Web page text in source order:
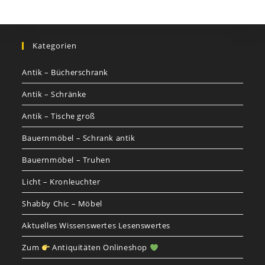
Kategorien
Antik – Bücherschrank
Antik – Schränke
Antik – Tische groß
Bauernmöbel – Schrank antik
Bauernmöbel – Truhen
Licht – Kronleuchter
Shabby Chic – Möbel
Aktuelles Wissenswertes Lesenswertes
Zum Antiquitäten Onlineshop